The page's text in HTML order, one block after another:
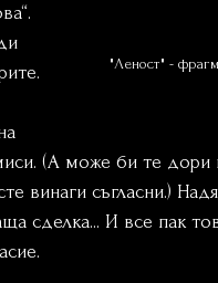
"Леност" -
(А може би те дори
винаги съгласни.)
сделка... И все пак